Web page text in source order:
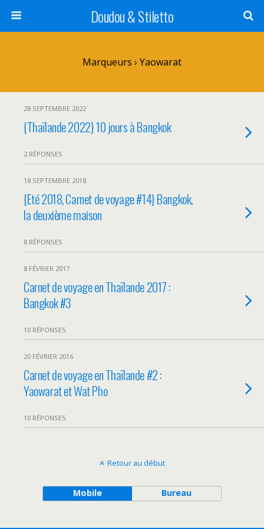
Doudou & Stiletto
Marqueurs › Yaowarat
28 SEPTEMBRE 2022
{Thaïlande 2022} 10 jours à Bangkok
2 RÉPONSES
18 SEPTEMBRE 2018
{Eté 2018, Carnet de voyage #14} Bangkok,
la deuxième maison
8 RÉPONSES
8 FÉVRIER 2017
Carnet de voyage en Thaïlande 2017 :
Bangkok #3
10 RÉPONSES
20 FÉVRIER 2016
Carnet de voyage en Thaïlande #2 :
Yaowarat et Wat Pho
10 RÉPONSES
Retour au début
Mobile Bureau